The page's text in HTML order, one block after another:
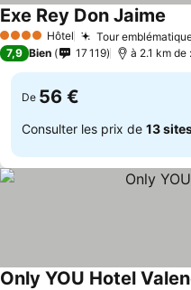
4 Étoiles Hôtel Tour
Exe Rey Don Jaime
7,9 Bien 17 119 à 2.1 km
De 56 €
Consulter les prix de 13
Only YOU Hotel